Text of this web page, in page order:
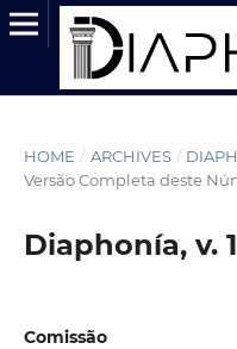
HOME / ARCHIVES /
Versão Completa deste
Diaphonía, v.
Comissão